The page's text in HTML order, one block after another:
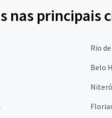
nas principais
Rio
Belo